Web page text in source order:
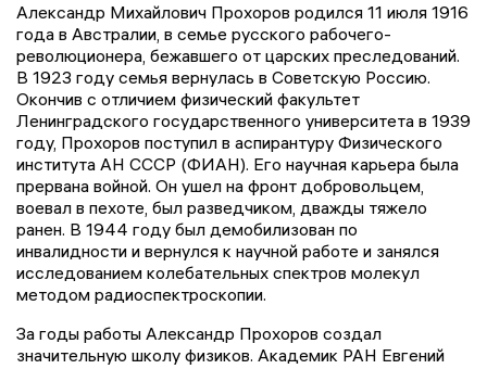
Александр Михайлович Прохоров родился 11 июля 1916
года в Австралии, в семье русского рабочего-
революционера, бежавшего от царских преследований.
В 1923 году семья вернулась в Советскую Россию.
Окончив с отличием физический факультет
Ленинградского государственного университета в 1939
году, Прохоров поступил в аспирантуру Физического
института АН СССР (ФИАН). Его научная карьера была
прервана войной. Он ушел на фронт добровольцем,
воевал в пехоте, был разведчиком, дважды тяжело
ранен. В 1944 году был демобилизован по
инвалидности и вернулся к научной работе и занялся
исследованием колебательных спектров молекул
методом радиоспектроскопии.
За годы работы Александр Прохоров создал
значительную школу физиков. Академик РАН Евгений